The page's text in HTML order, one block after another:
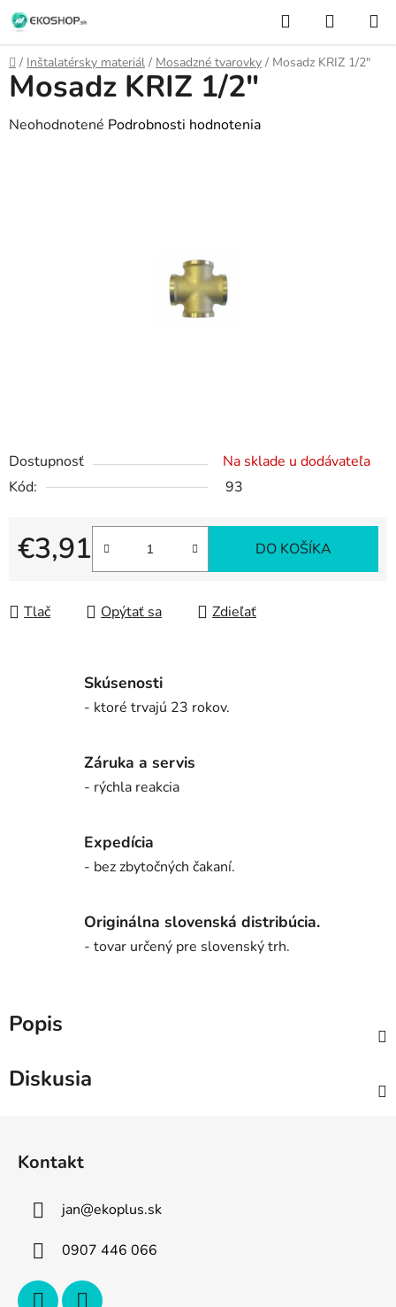
Prejsť
na
obsah
Hľadať
KOŠÍK
Domov
/ Inštalatérsky materiál / Mosadzné tvarovky / Mosadz KRIZ 1/2"
Dostupnosť
Na sklade u dodávateľa
Kód:
93
€3,91
Jednotková cena:
DO KOŠÍKA
Tlač Opýtať sa Zdieľať
Mosadz KRIZ 1/2"
Priemerné
Neohodnotené Podrobnosti hodnotenia
Skúsenosti
- ktoré trvajú 23 rokov.
Záruka a servis
- rýchla reakcia
Expedícia
- bez zbytočných čakaní.
Originálna slovenská distribúcia.
- tovar určený pre slovenský trh.
Popis
Diskusia
Kontakt
jan@ekoplus.sk
0907 446 066